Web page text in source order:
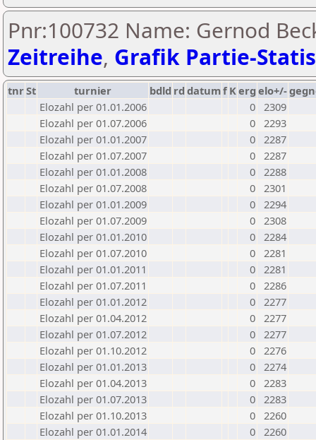
Pnr:100732 Name: Gernod
Zeitreihe, Grafik Partie-
tnrSt turnier bdld rd datumf Kerg elo+/-
Elozahl per 01.01.2006
0 2309
Elozahl per 01.07.2006
0 2293
Elozahl per 01.01.2007
0 2287
Elozahl per 01.07.2007
0 2287
Elozahl per 01.01.2008
0 2288
Elozahl per 01.07.2008
0 2301
Elozahl per 01.01.2009
0 2294
Elozahl per 01.07.2009
0 2308
Elozahl per 01.01.2010
0 2284
Elozahl per 01.07.2010
0 2281
Elozahl per 01.01.2011
0 2281
Elozahl per 01.07.2011
0 2286
Elozahl per 01.01.2012
0 2277
Elozahl per 01.04.2012
0 2277
Elozahl per 01.07.2012
0 2277
Elozahl per 01.10.2012
0 2276
Elozahl per 01.01.2013
0 2274
Elozahl per 01.04.2013
0 2283
Elozahl per 01.07.2013
0 2283
Elozahl per 01.10.2013
0 2260
Elozahl per 01.01.2014
0 2260